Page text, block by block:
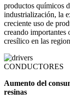
productos químicos
industrialización, la
creciente uso de
creando importantes
cresílico en las
CONDUCTORES
Aumento del
resinas